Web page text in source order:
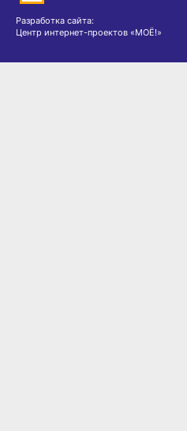
Разработка сайта:
Центр интернет-проектов «МОЁ!»